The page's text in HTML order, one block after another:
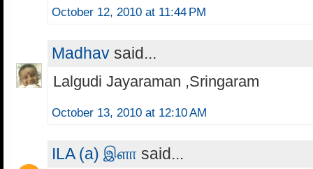
October 12, 2010 at 11:44 PM
Madhav said...
Lalgudi Jayaraman ,Sringaram
October 13, 2010 at 12:10 AM
ILA (a) இளா said...